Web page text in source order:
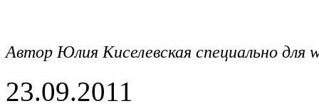
Автор Юлия Киселевская специально для
23.09.2011